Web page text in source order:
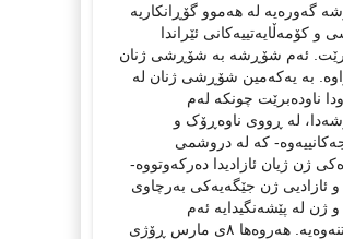
گەورەیە لە هەموو گۆڕانکاریە
و کۆمەڵایەتییەکانی ئێراندا
ئەم شۆڕشە بە شۆڕشی ژنان
بە یەکەمین شۆڕشی ژنان لە
ناودەبرێت چونکە لەم
لە ڕووی ناوەڕۆک و
کە لە دروشمی
ژن ژیان ئازادیدا دەرکەوتووە-
ئازادیی ژن جێگەیەکی بەرچاوی
ژن لە پێشەنگیدایە ئەم
بزووتنەوەیە. هەروەها ٨ی مارس ڕۆژی